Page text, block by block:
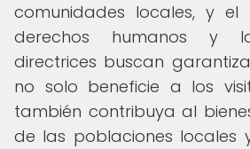
comunidades locales, y
derechos humanos y
directrices buscan
no solo beneficie a los
también contribuya al
de las poblaciones locales